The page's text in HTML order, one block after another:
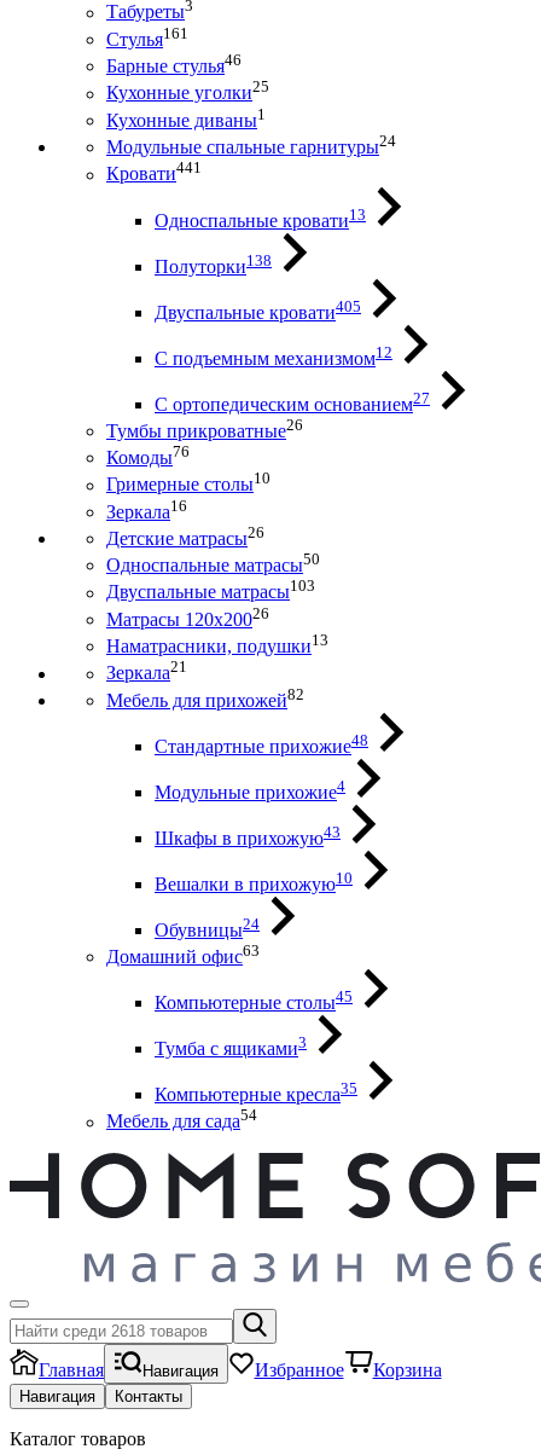
Табуреты3
Стулья161
Барные стулья46
Кухонные уголки25
Кухонные диваны1
Модульные спальные гарнитуры24
Кровати441
Односпальные кровати13
Полуторки138
Двуспальные кровати405
С подъемным механизмом12
С ортопедическим основанием27
Тумбы прикроватные26
Комоды76
Гримерные столы10
Зеркала16
Детские матрасы26
Односпальные матрасы50
Двуспальные матрасы103
Матрасы 120х20026
Наматрасники, подушки13
Зеркала21
Мебель для прихожей82
Стандартные прихожие48
Модульные прихожие4
Шкафы в прихожую43
Вешалки в прихожую10
Обувницы24
Домашний офис63
Компьютерные столы45
Тумба с ящиками3
Компьютерные кресла35
Мебель для сада54
Главная Навигация Избранное Корзина
Навигация Контакты
Каталог товаров